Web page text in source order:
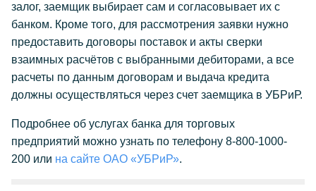
залог, заемщик выбирает сам и согласовывает их с
банком. Кроме того, для рассмотрения заявки нужно
предоставить договоры поставок и акты сверки
взаимных расчётов с выбранными дебиторами, а все
расчеты по данным договорам и выдача кредита
должны осуществляться через счет заемщика в УБРиР.
Подробнее об услугах банка для торговых
предприятий можно узнать по телефону 8-800-1000-
200 или на сайте ОАО «УБРиР».